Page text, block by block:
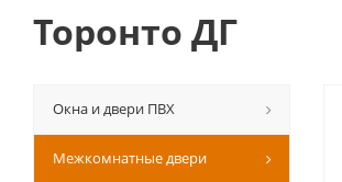
Торонто ДГ
Окна и двери ПВХ
Межкомнатные двери